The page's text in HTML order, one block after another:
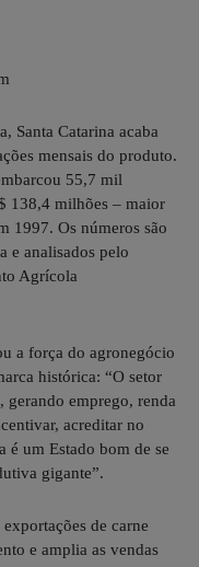
Santa Catarina acaba
mensais do produto.
55,7 mil
138,4 milhões – maior
1997. Os números são
e analisados pelo
Agrícola
a força do agronegócio
histórica: “O setor
gerando emprego, renda
acreditar no
é um Estado bom de se
gigante”.
de carne
e amplia as vendas